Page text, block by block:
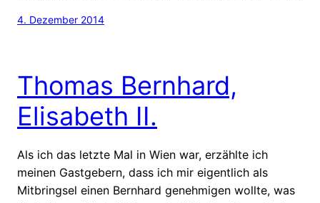
4. Dezember 2014
Thomas Bernhard,
Elisabeth II.
Als ich das letzte Mal in Wien war, erzählte ich
meinen Gastgebern, dass ich mir eigentlich als
Mitbringsel einen Bernhard genehmigen wollte, was